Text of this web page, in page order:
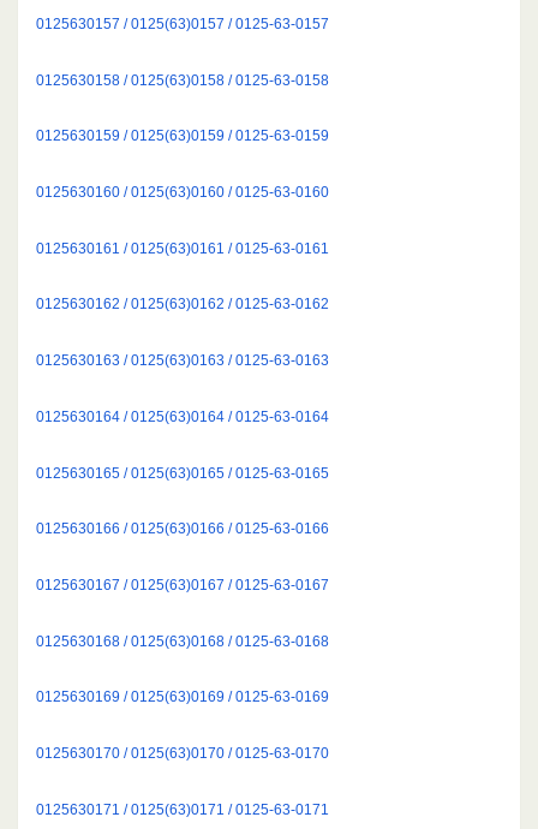
0125630157 / 0125(63)0157 / 0125-63-0157
0125630158 / 0125(63)0158 / 0125-63-0158
0125630159 / 0125(63)0159 / 0125-63-0159
0125630160 / 0125(63)0160 / 0125-63-0160
0125630161 / 0125(63)0161 / 0125-63-0161
0125630162 / 0125(63)0162 / 0125-63-0162
0125630163 / 0125(63)0163 / 0125-63-0163
0125630164 / 0125(63)0164 / 0125-63-0164
0125630165 / 0125(63)0165 / 0125-63-0165
0125630166 / 0125(63)0166 / 0125-63-0166
0125630167 / 0125(63)0167 / 0125-63-0167
0125630168 / 0125(63)0168 / 0125-63-0168
0125630169 / 0125(63)0169 / 0125-63-0169
0125630170 / 0125(63)0170 / 0125-63-0170
0125630171 / 0125(63)0171 / 0125-63-0171